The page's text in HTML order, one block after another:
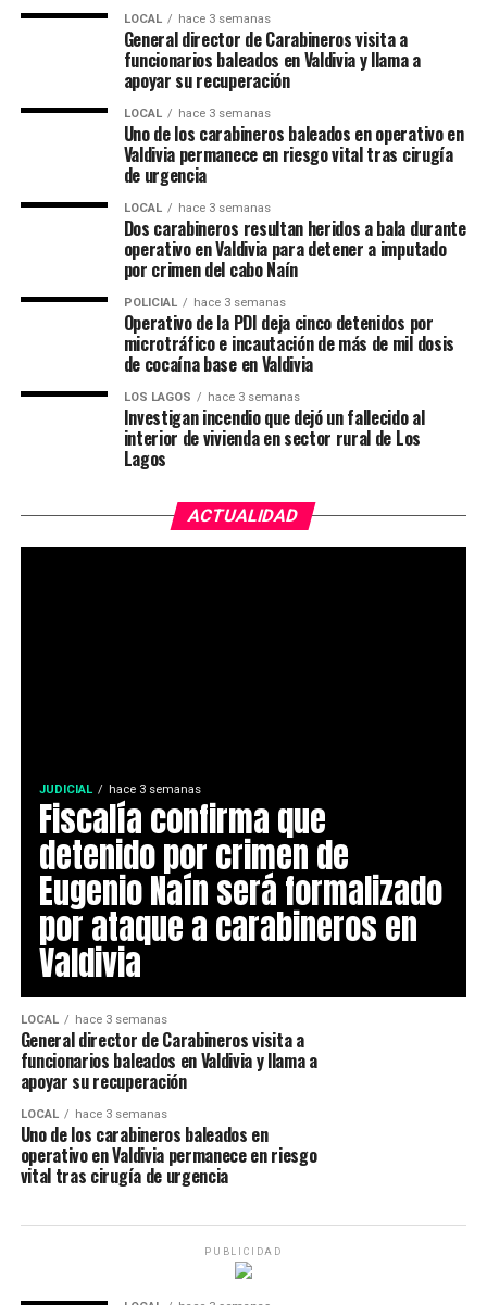
LOCAL hace 3 semanas
General director de Carabineros visita a
funcionarios baleados en Valdivia y llama a
apoyar su recuperación
LOCAL hace 3 semanas
Uno de los carabineros baleados en operativo en
Valdivia permanece en riesgo vital tras cirugía
de urgencia
LOCAL hace 3 semanas
Dos carabineros resultan heridos a bala durante
operativo en Valdivia para detener a imputado
por crimen del cabo Naín
POLICIAL hace 3 semanas
Operativo de la PDI deja cinco detenidos por
microtráfico e incautación de más de mil dosis
de cocaína base en Valdivia
LOS LAGOS hace 3 semanas
Investigan incendio que dejó un fallecido al
interior de vivienda en sector rural de Los
Lagos
ACTUALIDAD
JUDICIAL hace 3 semanas
Fiscalía confirma que
detenido por crimen de
Eugenio Naín será formalizado
por ataque a carabineros en
Valdivia
LOCAL hace 3 semanas
General director de Carabineros visita a
funcionarios baleados en Valdivia y llama a
apoyar su recuperación
LOCAL hace 3 semanas
Uno de los carabineros baleados en
operativo en Valdivia permanece en riesgo
vital tras cirugía de urgencia
PUBLICIDAD